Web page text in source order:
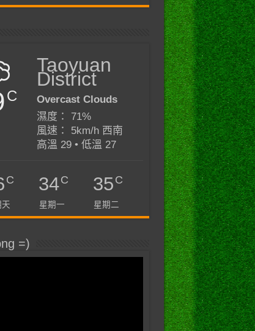
C
Taoyuan
District
Overcast Clouds
濕度： 71%
風速： 5km/h 西南
高溫 29 • 低溫 27
C
天
34C
星期一
35C
星期二
=)